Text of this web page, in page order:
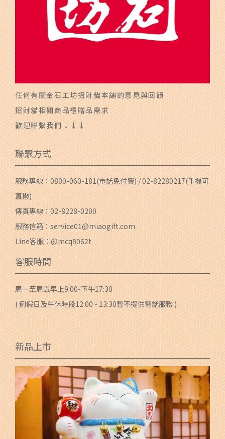
任何有關金石工坊招財貓本舖的意見與回饋
招財貓相關商品禮贈品需求
歡迎聯繫我們↓↓↓
聯繫方式
服務專線：0800-060-181(市話免付費) /02-82280217(手機可
直撥)
傳真專線：02-8228-0200
服務信箱：service01@miaogift.com
Line客服：@mcq8062t
客服時間
周一至周五早上9:00-下午17:30
( 例假日及午休時段12:00 - 13:30暫不提供電話服務 )
新品上市